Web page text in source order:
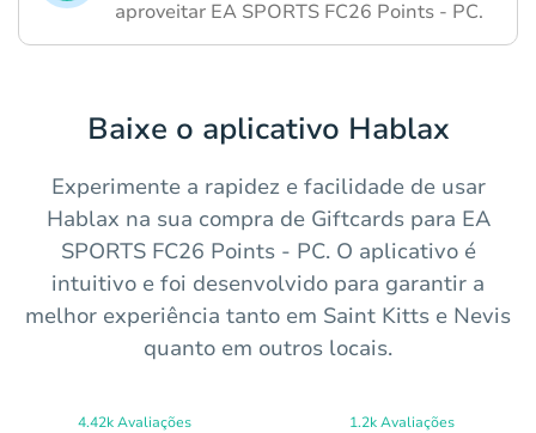
aproveitar EA SPORTS FC26 Points - PC.
Baixe o aplicativo Hablax
Experimente a rapidez e facilidade de usar
Hablax na sua compra de Giftcards para EA
SPORTS FC26 Points - PC. O aplicativo é
intuitivo e foi desenvolvido para garantir a
melhor experiência tanto em Saint Kitts e Nevis
quanto em outros locais.
4.42k Avaliações 1.2k Avaliações